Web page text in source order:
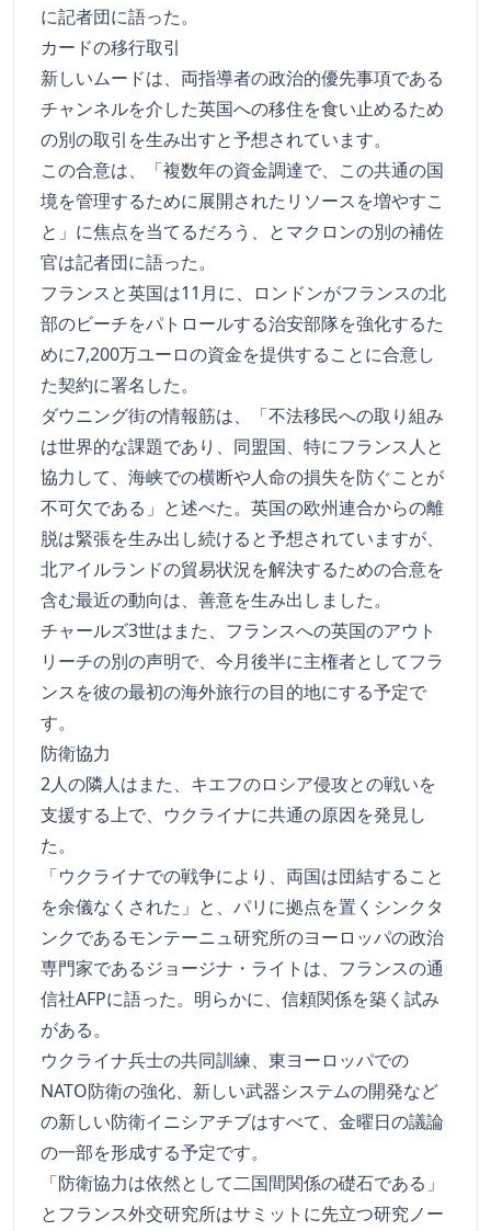
に記者団に語った。
カードの移行取引
新しいムードは、両指導者の政治的優先事項である
チャンネルを介した英国への移住を食い止めるため
の別の取引を生み出すと予想されています。
この合意は、「複数年の資金調達で、この共通の国
境を管理するために展開されたリソースを増やすこ
と」に焦点を当てるだろう、とマクロンの別の補佐
官は記者団に語った。
フランスと英国は11月に、ロンドンがフランスの北
部のビーチをパトロールする治安部隊を強化するた
めに7,200万ユーロの資金を提供することに合意し
た契約に署名した。
ダウニング街の情報筋は、「不法移民への取り組み
は世界的な課題であり、同盟国、特にフランス人と
協力して、海峡での横断や人命の損失を防ぐことが
不可欠である」と述べた。英国の欧州連合からの離
脱は緊張を生み出し続けると予想されていますが、
北アイルランドの貿易状況を解決するための合意を
含む最近の動向は、善意を生み出しました。
チャールズ3世はまた、フランスへの英国のアウト
リーチの別の声明で、今月後半に主権者としてフラ
ンスを彼の最初の海外旅行の目的地にする予定で
す。
防衛協力
2人の隣人はまた、キエフのロシア侵攻との戦いを
支援する上で、ウクライナに共通の原因を発見し
た。
「ウクライナでの戦争により、両国は団結すること
を余儀なくされた」と、パリに拠点を置くシンクタ
ンクであるモンテーニュ研究所のヨーロッパの政治
専門家であるジョージナ・ライトは、フランスの通
信社AFPに語った。明らかに、信頼関係を築く試み
がある。
ウクライナ兵士の共同訓練、東ヨーロッパでの
NATO防衛の強化、新しい武器システムの開発など
の新しい防衛イニシアチブはすべて、金曜日の議論
の一部を形成する予定です。
「防衛協力は依然として二国間関係の礎石である」
とフランス外交研究所はサミットに先立つ研究ノー